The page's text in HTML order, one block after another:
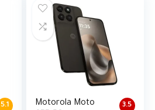
5.1 3.5
Motorola Moto